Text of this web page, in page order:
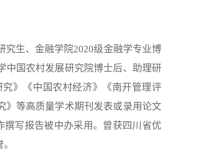
究生、金融学院2020级金融学专业博
中国农村发展研究院博士后、助理研
》《中国农村经济》《南开管理评
》等高质量学术期刊发表或录用论文
写报告被中办采用。曾获四川省优